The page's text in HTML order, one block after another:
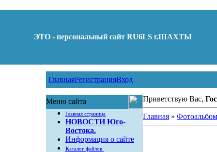
ЭТО - персональный сайт RU6LS г.ШАХТЫ
ГлавнаяРегистрацияВход
Меню сайта
Главная страница
НОВОСТИ Юго-
Востока.
Информация о сайте
Каталог файлов
Приветствую Вас,
Главная» Фотоальбом